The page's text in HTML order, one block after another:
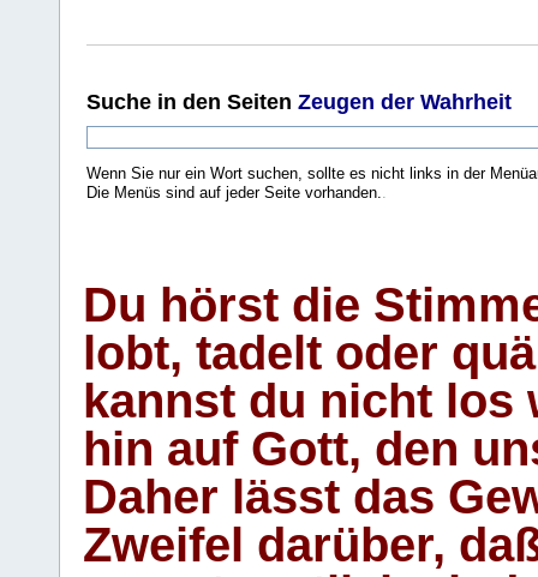
Suche in den Seiten Zeugen der Wahrheit
Wenn Sie nur ein Wort suchen, sollte es nicht links in der
Die Menüs sind auf jeder Seite vorhanden..
Du hörst die
lobt, tadelt oder
kannst du nicht los
hin auf Gott, den
Daher lässt das
Zweifel darüber,